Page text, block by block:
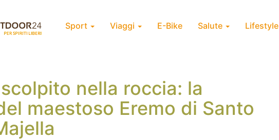
Sport Viaggi E-Bike Salute Lifestyle
nella roccia: la
maestoso Eremo di Santo